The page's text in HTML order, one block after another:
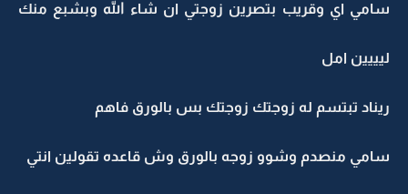
سامي اي وقريب بتصرين زوجتي ان شاء الله وبشبع منك
ليييين امل
ريناد تبتسم له زوجتك زوجتك بس بالورق فاهم
سامي منصدم وشوو زوجه بالورق وش قاعده تقولين انتي